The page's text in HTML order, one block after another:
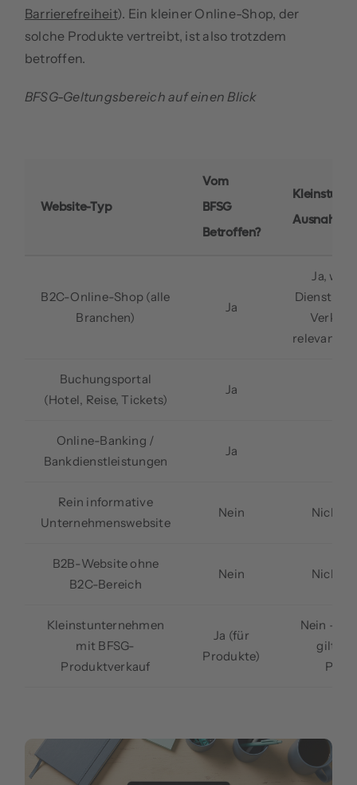
Barrierefreiheit). Ein kleiner Online-Shop, der
solche Produkte vertreibt, ist also trotzdem
betroffen.
BFSG-Geltungsbereich auf einen Blick
Website-Typ
Vom
BFSG
Betroffen?
Ausnahme?
B2C-Online-Shop (alle
Branchen)
Ja
Ja,
Verkauf
relevanter
Buchungsportal
(Hotel, Reise, Tickets)
Ja
Online-Banking /
Bankdienstleistungen
Ja
Rein informative
Unternehmenswebsite
Nein Nicht
B2B-Website ohne
B2C-Bereich
Nein Nicht
Kleinstunternehmen
mit BFSG-
Produktverkauf
Ja (für
Produkte)
Nein —
gilt